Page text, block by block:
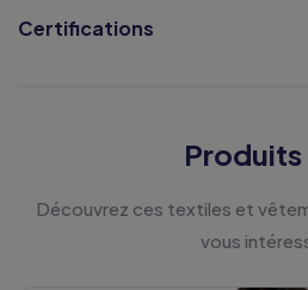
Certifications
Produits
Découvrez ces textiles et
vous